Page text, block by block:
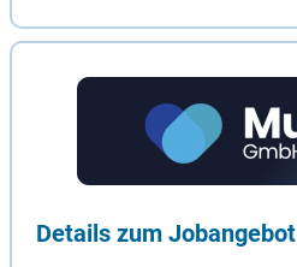
Details zum Jobangebot